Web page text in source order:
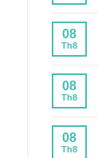
08
Th8
08
Th8
08
Th8